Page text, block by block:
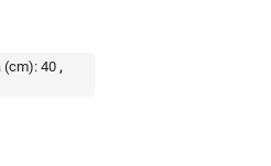
(cm): 40